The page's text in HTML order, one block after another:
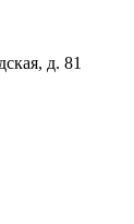
д. 81